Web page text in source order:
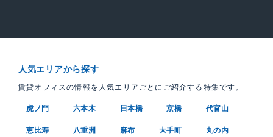
人気エリアから探す
賃貸オフィスの情報を人気エリアごとにご紹介する特集です。
虎ノ門 六本木 日本橋 京橋 代官山
恵比寿 八重洲 麻布 大手町 丸の内